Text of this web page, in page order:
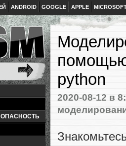
ANDROID GOOGLE APPLE
python
2020-08-12 в